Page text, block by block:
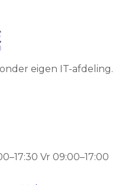
eigen IT-afdeling.
Vr 09:00–17:00